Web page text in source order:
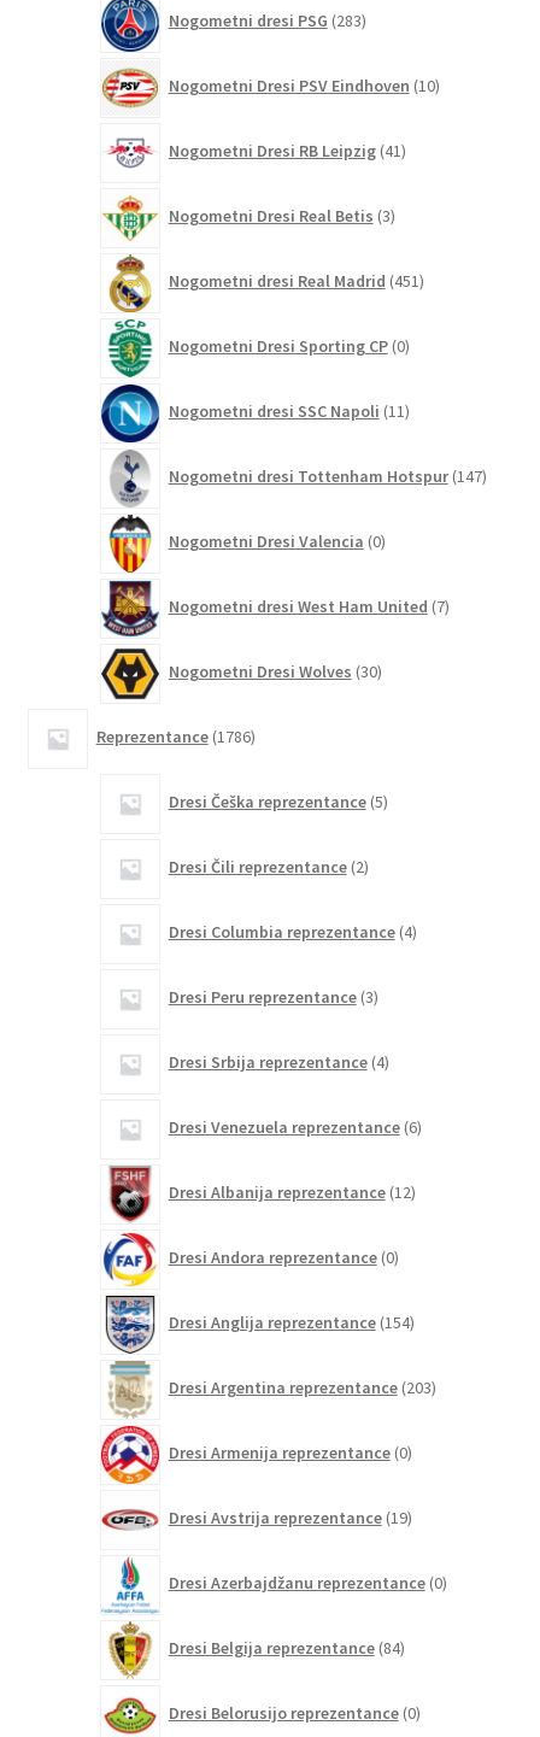
Nogometni dresi PSG 283izdelkov
Nogometni Dresi PSV Eindhoven 10izdelkov
Nogometni Dresi RB Leipzig 41izdelkov
Nogometni Dresi Real Betis 3izdelki
Nogometni dresi Real Madrid 451izdelkov
Nogometni Dresi Sporting CP 0izdelkov
Nogometni dresi SSC Napoli 11izdelkov
Nogometni dresi Tottenham Hotspur 147
Nogometni Dresi Valencia 0izdelkov
Nogometni dresi West Ham United 7izdelkov
Nogometni Dresi Wolves 30izdelkov
Reprezentance 1786izdelkov
Dresi Češka reprezentance 5izdelkov
Dresi Čili reprezentance 2izdelka
Dresi Columbia reprezentance 4izdelki
Dresi Peru reprezentance 3izdelki
Dresi Srbija reprezentance 4izdelki
Dresi Venezuela reprezentance 6izdelkov
Dresi Albanija reprezentance 12izdelkov
Dresi Andora reprezentance 0izdelkov
Dresi Anglija reprezentance 154izdelkov
Dresi Argentina reprezentance 203izdelki
Dresi Armenija reprezentance 0izdelkov
Dresi Avstrija reprezentance 19izdelkov
Dresi Azerbajdžanu reprezentance 0izdelkov
Dresi Belgija reprezentance 84izdelkov
Dresi Belorusijo reprezentance 0izdelkov